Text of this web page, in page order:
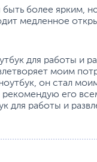
1
Gen
1
более ярким,
медленное
для работы и
моим
он стал
его
для работы и